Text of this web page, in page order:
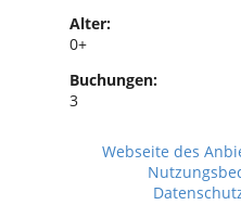
Alter:
0+
Buchungen:
3
Webseite des